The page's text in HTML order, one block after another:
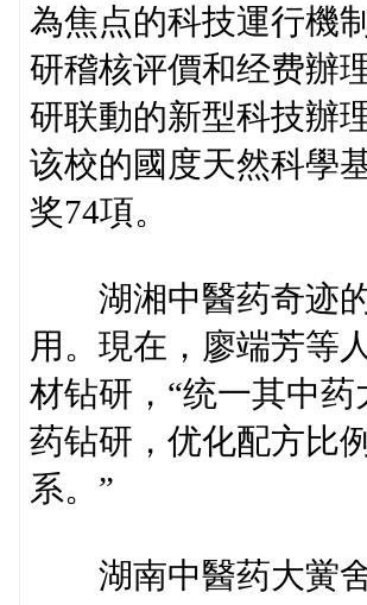
為焦点的科技運行機
研稽核评價和经费辦
研联動的新型科技辦
该校的國度天然科學
奖74項。
湖湘中醫药奇迹的
用。現在，廖端芳等
材钻研，“统一其中
药钻研，优化配方比
系。”
湖南中醫药大黉舍